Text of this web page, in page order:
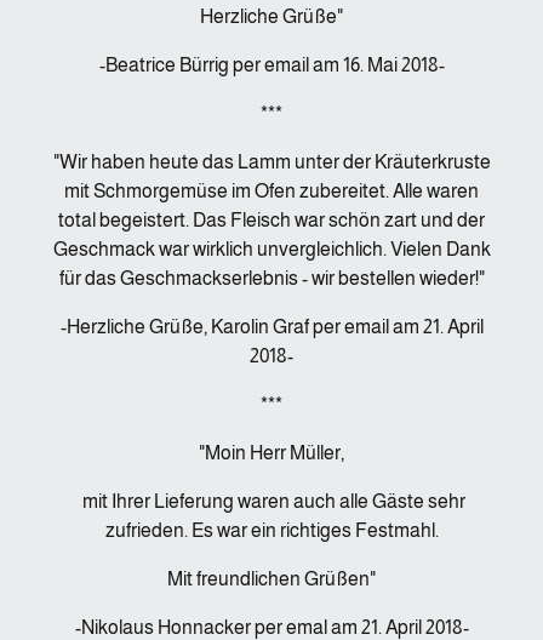
Herzliche Grüße"
-Beatrice Bürrig per email am 16. Mai 2018-
***
"Wir haben heute das Lamm unter der Kräuterkruste
mit Schmorgemüse im Ofen zubereitet. Alle waren
total begeistert. Das Fleisch war schön zart und der
Geschmack war wirklich unvergleichlich. Vielen Dank
für das Geschmackserlebnis - wir bestellen wieder!"
-Herzliche Grüße, Karolin Graf per email am 21. April
2018-
***
"Moin Herr Müller,
mit Ihrer Lieferung waren auch alle Gäste sehr
zufrieden. Es war ein richtiges Festmahl.
Mit freundlichen Grüßen"
-Nikolaus Honnacker per emal am 21. April 2018-